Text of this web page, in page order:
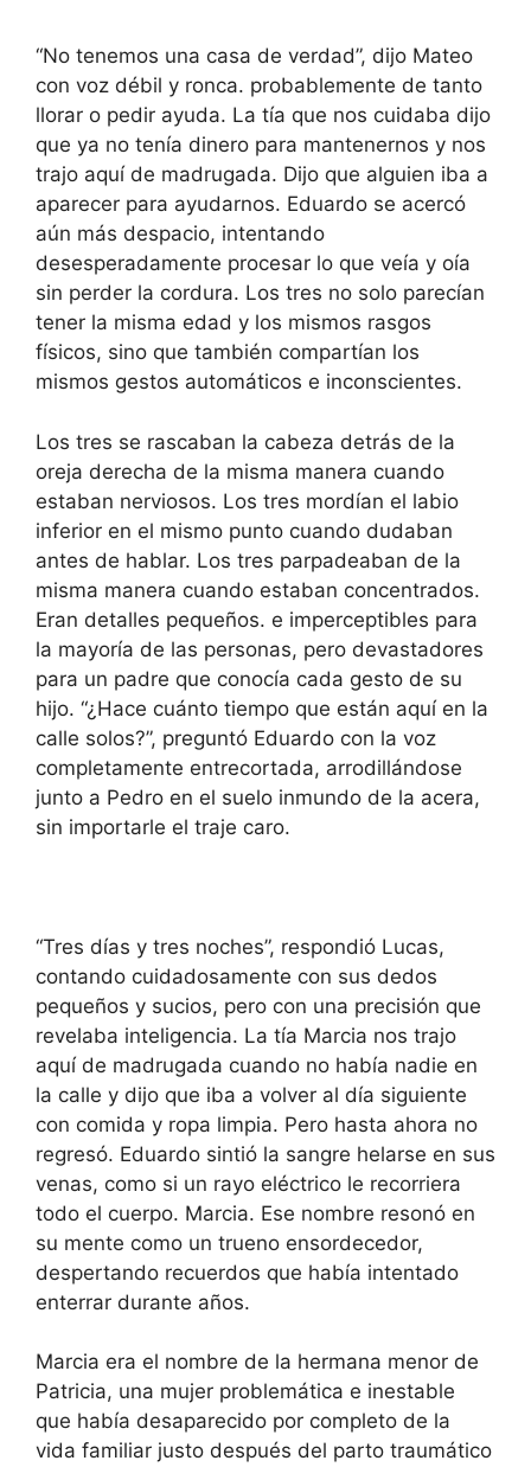
“No tenemos una casa de verdad”, dijo Mateo
con voz débil y ronca. probablemente de tanto
llorar o pedir ayuda. La tía que nos cuidaba dijo
que ya no tenía dinero para mantenernos y nos
trajo aquí de madrugada. Dijo que alguien iba a
aparecer para ayudarnos. Eduardo se acercó
aún más despacio, intentando
desesperadamente procesar lo que veía y oía
sin perder la cordura. Los tres no solo parecían
tener la misma edad y los mismos rasgos
físicos, sino que también compartían los
mismos gestos automáticos e inconscientes.
Los tres se rascaban la cabeza detrás de la
oreja derecha de la misma manera cuando
estaban nerviosos. Los tres mordían el labio
inferior en el mismo punto cuando dudaban
antes de hablar. Los tres parpadeaban de la
misma manera cuando estaban concentrados.
Eran detalles pequeños. e imperceptibles para
la mayoría de las personas, pero devastadores
para un padre que conocía cada gesto de su
hijo. “¿Hace cuánto tiempo que están aquí en la
calle solos?”, preguntó Eduardo con la voz
completamente entrecortada, arrodillándose
junto a Pedro en el suelo inmundo de la acera,
sin importarle el traje caro.
“Tres días y tres noches”, respondió Lucas,
contando cuidadosamente con sus dedos
pequeños y sucios, pero con una precisión que
revelaba inteligencia. La tía Marcia nos trajo
aquí de madrugada cuando no había nadie en
la calle y dijo que iba a volver al día siguiente
con comida y ropa limpia. Pero hasta ahora no
regresó. Eduardo sintió la sangre helarse en sus
venas, como si un rayo eléctrico le recorriera
todo el cuerpo. Marcia. Ese nombre resonó en
su mente como un trueno ensordecedor,
despertando recuerdos que había intentado
enterrar durante años.
Marcia era el nombre de la hermana menor de
Patricia, una mujer problemática e inestable
que había desaparecido por completo de la
vida familiar justo después del parto traumático